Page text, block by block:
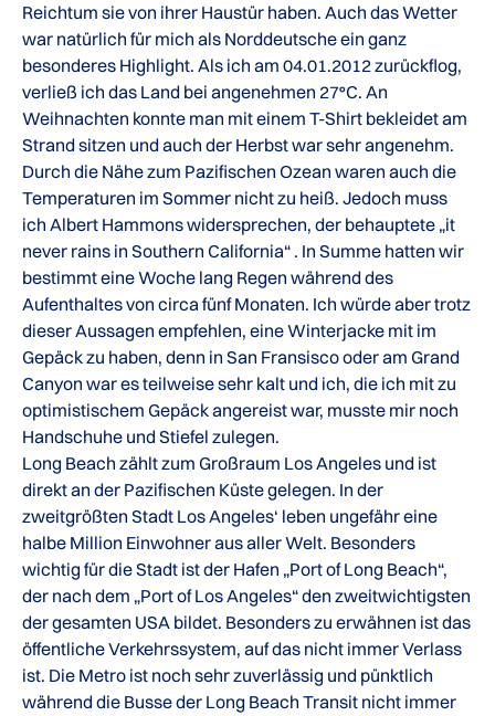
Reichtum sie von ihrer Haustür haben. Auch das Wetter
war natürlich für mich als Norddeutsche ein ganz
besonderes Highlight. Als ich am 04.01.2012 zurückflog,
verließ ich das Land bei angenehmen 27°C. An
Weihnachten konnte man mit einem T-Shirt bekleidet am
Strand sitzen und auch der Herbst war sehr angenehm.
Durch die Nähe zum Pazifischen Ozean waren auch die
Temperaturen im Sommer nicht zu heiß. Jedoch muss
ich Albert Hammons widersprechen, der behauptete „it
never rains in Southern California“ . In Summe hatten wir
bestimmt eine Woche lang Regen während des
Aufenthaltes von circa fünf Monaten. Ich würde aber trotz
dieser Aussagen empfehlen, eine Winterjacke mit im
Gepäck zu haben, denn in San Fransisco oder am Grand
Canyon war es teilweise sehr kalt und ich, die ich mit zu
optimistischem Gepäck angereist war, musste mir noch
Handschuhe und Stiefel zulegen.
Long Beach zählt zum Großraum Los Angeles und ist
direkt an der Pazifischen Küste gelegen. In der
zweitgrößten Stadt Los Angeles‘ leben ungefähr eine
halbe Million Einwohner aus aller Welt. Besonders
wichtig für die Stadt ist der Hafen „Port of Long Beach“,
der nach dem „Port of Los Angeles“ den zweitwichtigsten
der gesamten USA bildet. Besonders zu erwähnen ist das
öffentliche Verkehrssystem, auf das nicht immer Verlass
ist. Die Metro ist noch sehr zuverlässig und pünktlich
während die Busse der Long Beach Transit nicht immer